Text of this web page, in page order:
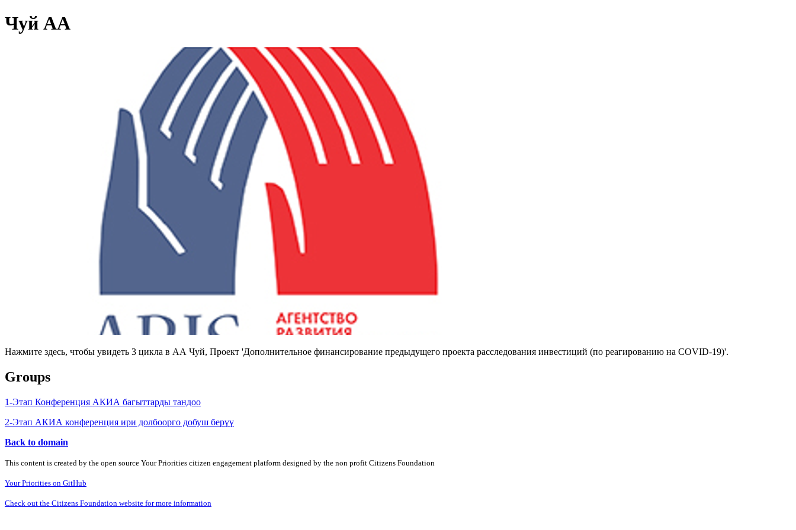
Чуй АА
Нажмите здесь, чтобы увидеть 3 цикла в АА Чуй, Проект 'Дополнительное финансирование предыдущего проекта расследования инвестиций (по реагированию на COVID-19)'.
Groups
1-Этап Конференция АКИА багыттарды тандоо
2-Этап АКИА конференция ири долбоорго добуш берүү
Back to domain
This content is created by the open source Your Priorities citizen engagement platform designed by the non profit Citizens Foundation
Your Priorities on GitHub
Check out the Citizens Foundation website for more information